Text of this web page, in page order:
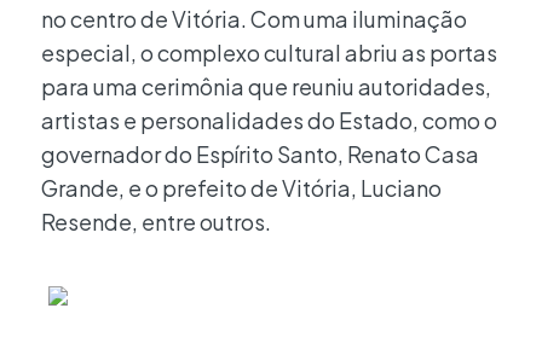
no centro de Vitória. Com uma iluminação
especial, o complexo cultural abriu as portas
para uma cerimônia que reuniu autoridades,
artistas e personalidades do Estado, como o
governador do Espírito Santo, Renato Casa
Grande, e o prefeito de Vitória, Luciano
Resende, entre outros.